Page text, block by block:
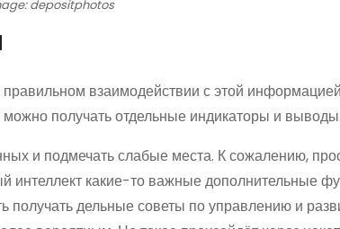
depositphotos
взаимодействии с этой
получать отдельные индикаторы и выводы.
и подмечать слабые места. К сожалению,
интеллект какие-то важные дополнительные
получать дельные советы по управлению и